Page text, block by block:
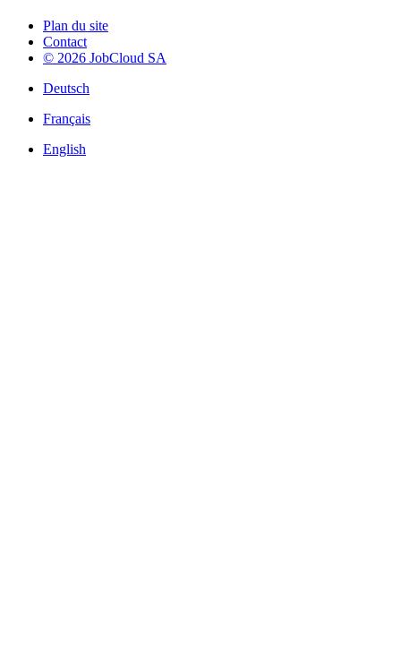
Plan du site
Contact
© 2026 JobCloud SA
Deutsch
Français
English